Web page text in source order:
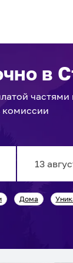
в
частями
комиссии
backward
Дома